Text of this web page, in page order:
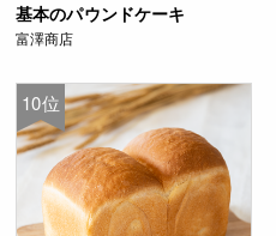
基本のパウンドケーキ
富澤商店
10位